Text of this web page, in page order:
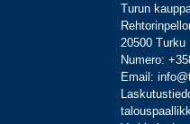
Turun
20500 Turku
Numero:
Email: